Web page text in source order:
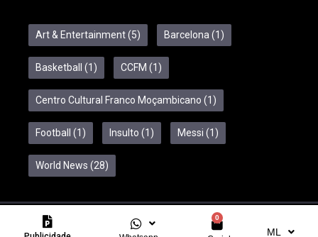
0
ML
Art & Entertainment(5) Barcelona(1)
Basketball (1) CCFM (1)
Centro Cultural Franco Moçambicano (1)
Football (1) Insulto (1) Messi (1)
World News (28)
Copyright © 2024 Feelcom. All Rights Reserved.